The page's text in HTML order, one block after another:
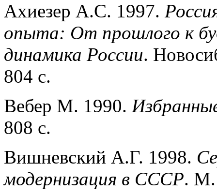
Ахиезер А.С. 1997.
опыта: От прошлого к
динамика России.
804 с.
Вебер М. 1990.
808 с.
Вишневский А.Г. 1998.
модернизация в СССР.